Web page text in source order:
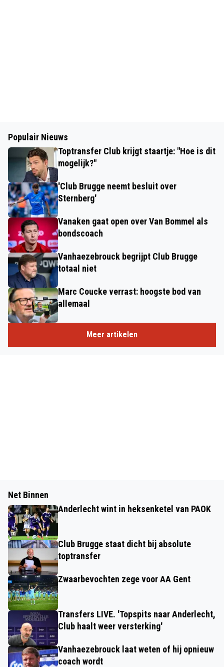
Populair Nieuws
Toptransfer Club krijgt staartje: "Hoe is dit
mogelijk?"
'Club Brugge neemt besluit over
Sternberg'
Vanaken gaat open over Van Bommel als
bondscoach
Vanhaezebrouck begrijpt Club Brugge
totaal niet
Marc Coucke verrast: hoogste bod van
allemaal
Meer artikelen
Net Binnen
Anderlecht wint in heksenketel van PAOK
Club Brugge staat dicht bij absolute
toptransfer
Zwaarbevochten zege voor AA Gent
Transfers LIVE. 'Topspits naar Anderlecht,
Club haalt weer versterking'
Vanhaezebrouck laat weten of hij opnieuw
coach wordt